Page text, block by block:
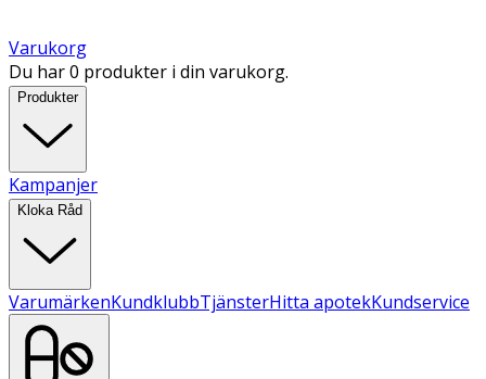
Varukorg
Du har 0 produkter i din varukorg.
Produkter
Kampanjer
Kloka Råd
VarumärkenKundklubbTjänsterHitta apotekKundservice